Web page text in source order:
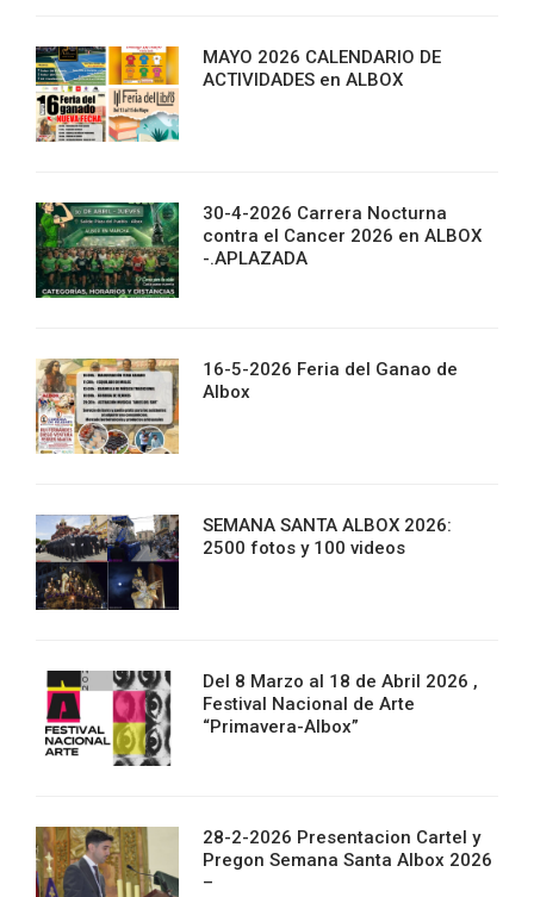
MAYO 2026 CALENDARIO DE
ACTIVIDADES en ALBOX
30-4-2026 Carrera Nocturna
contra el Cancer 2026 en ALBOX
-.APLAZADA
16-5-2026 Feria del Ganao de
Albox
SEMANA SANTA ALBOX 2026:
2500 fotos y 100 videos
Del 8 Marzo al 18 de Abril 2026 ,
Festival Nacional de Arte
“Primavera-Albox”
28-2-2026 Presentacion Cartel y
Pregon Semana Santa Albox 2026
–